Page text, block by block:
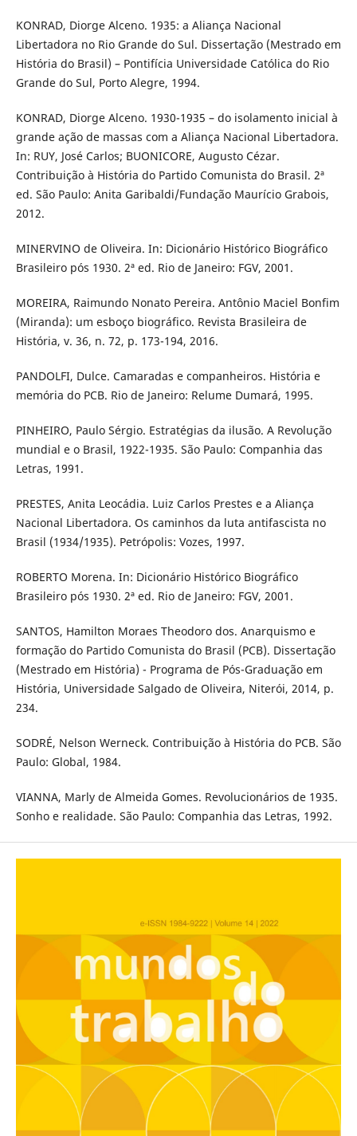
KONRAD, Diorge Alceno. 1935: a Aliança Nacional
Libertadora no Rio Grande do Sul. Dissertação (Mestrado em
História do Brasil) – Pontifícia Universidade Católica do Rio
Grande do Sul, Porto Alegre, 1994.
KONRAD, Diorge Alceno. 1930-1935 – do isolamento inicial à
grande ação de massas com a Aliança Nacional Libertadora.
In: RUY, José Carlos; BUONICORE, Augusto Cézar.
Contribuição à História do Partido Comunista do Brasil. 2ª
ed. São Paulo: Anita Garibaldi/Fundação Maurício Grabois,
2012.
MINERVINO de Oliveira. In: Dicionário Histórico Biográfico
Brasileiro pós 1930. 2ª ed. Rio de Janeiro: FGV, 2001.
MOREIRA, Raimundo Nonato Pereira. Antônio Maciel Bonfim
(Miranda): um esboço biográfico. Revista Brasileira de
História, v. 36, n. 72, p. 173-194, 2016.
PANDOLFI, Dulce. Camaradas e companheiros. História e
memória do PCB. Rio de Janeiro: Relume Dumará, 1995.
PINHEIRO, Paulo Sérgio. Estratégias da ilusão. A Revolução
mundial e o Brasil, 1922-1935. São Paulo: Companhia das
Letras, 1991.
PRESTES, Anita Leocádia. Luiz Carlos Prestes e a Aliança
Nacional Libertadora. Os caminhos da luta antifascista no
Brasil (1934/1935). Petrópolis: Vozes, 1997.
ROBERTO Morena. In: Dicionário Histórico Biográfico
Brasileiro pós 1930. 2ª ed. Rio de Janeiro: FGV, 2001.
SANTOS, Hamilton Moraes Theodoro dos. Anarquismo e
formação do Partido Comunista do Brasil (PCB). Dissertação
(Mestrado em História) - Programa de Pós-Graduação em
História, Universidade Salgado de Oliveira, Niterói, 2014, p.
234.
SODRÉ, Nelson Werneck. Contribuição à História do PCB. São
Paulo: Global, 1984.
VIANNA, Marly de Almeida Gomes. Revolucionários de 1935.
Sonho e realidade. São Paulo: Companhia das Letras, 1992.